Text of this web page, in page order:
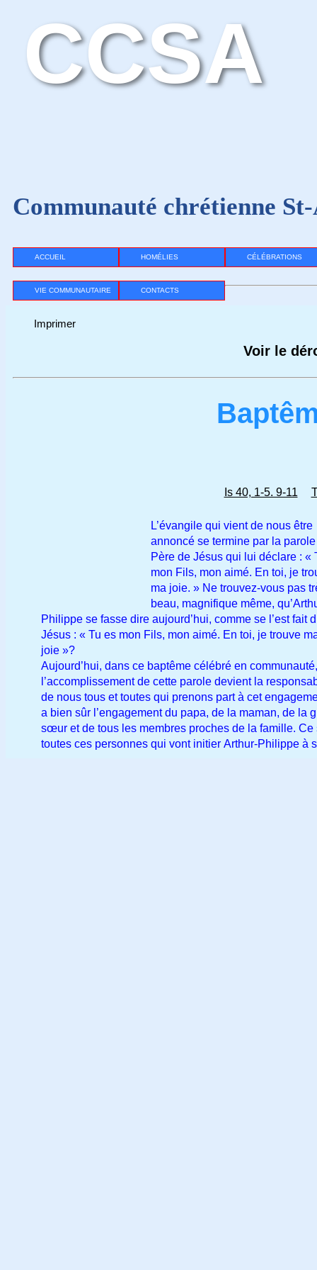
CCSA
Communauté chrétienne
ACCUEIL HOMÉLIES CÉLÉBRATIONS
VIE COMMUNAUTAIRE CONTACTS
Imprimer
Voir le
Is 40, 1-5. 9-11
L’évangile qui vient de nous être
annoncé se termine par la
Père de Jésus qui lui déclare : «
mon Fils, mon aimé. En toi, je
ma joie. » Ne trouvez-vous pas
beau, magnifique même,
Philippe se fasse dire aujourd’hui, comme se l’est fait
Jésus : « Tu es mon Fils, mon aimé. En toi, je trouve
joie »?
Aujourd’hui, dans ce baptême célébré en communauté,
l’accomplissement de cette parole devient la
de nous tous et toutes qui prenons part à cet
a bien sûr l’engagement du papa, de la maman, de la
sœur et de tous les membres proches de la famille. Ce
toutes ces personnes qui vont initier Arthur-Philippe à